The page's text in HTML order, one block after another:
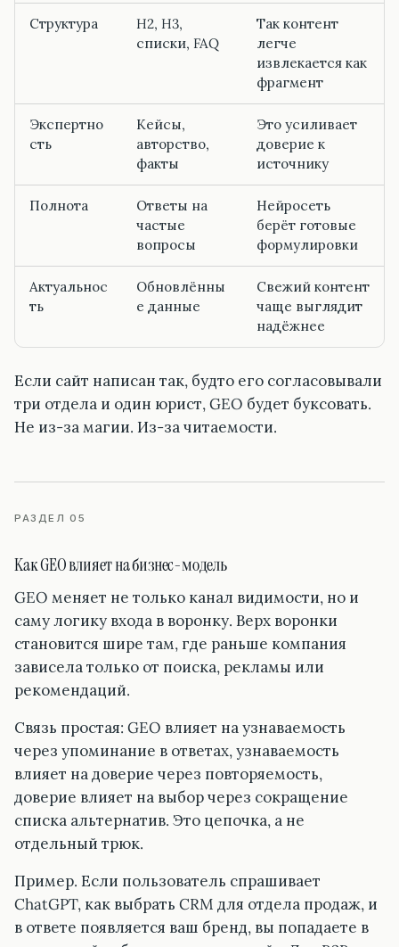
Структура
H2, H3,
списки, FAQ
Так контент
легче
извлекается как
фрагмент
Экспертно
сть
Кейсы,
авторство,
факты
Это усиливает
доверие к
источнику
Полнота
Ответы на
частые
вопросы
Нейросеть
берёт готовые
формулировки
Актуальнос
ть
Обновлённы
е данные
Свежий контент
чаще выглядит
надёжнее
Если сайт написан так, будто его согласовывали
три отдела и один юрист, GEO будет буксовать.
Не из-за магии. Из-за читаемости.
РАЗДЕЛ 05
Как GEO влияет на бизнес-модель
GEO меняет не только канал видимости, но и
саму логику входа в воронку. Верх воронки
становится шире там, где раньше компания
зависела только от поиска, рекламы или
рекомендаций.
Связь простая: GEO влияет на узнаваемость
через упоминание в ответах, узнаваемость
влияет на доверие через повторяемость,
доверие влияет на выбор через сокращение
списка альтернатив. Это цепочка, а не
отдельный трюк.
Пример. Если пользователь спрашивает
ChatGPT, как выбрать CRM для отдела продаж, и
в ответе появляется ваш бренд, вы попадаете в